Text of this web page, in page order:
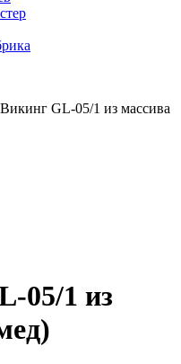
GL-05/1 из массива
05/1 из